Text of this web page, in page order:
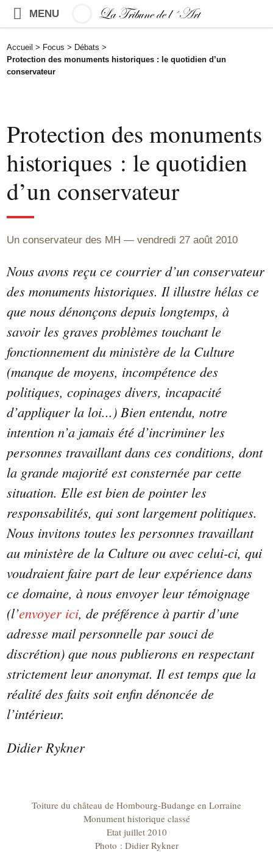
MENU
Accueil > Focus > Débats >
Protection des monuments historiques : le quotidien d’un
conservateur
Protection des monuments
historiques : le quotidien
d’un conservateur
Un conservateur des MH vendredi 27 août 2010
Nous avons reçu ce courrier d’un conservateur
des monuments historiques. Il illustre hélas ce
que nous dénonçons depuis longtemps, à
savoir les graves problèmes touchant le
fonctionnement du ministère de la Culture
(manque de moyens, incompétence des
politiques, copinages divers, incapacité
d’appliquer la loi...) Bien entendu, notre
intention n’a jamais été d’incriminer les
personnes travaillant dans ces conditions, dont
la grande majorité est consternée par cette
situation. Elle est bien de pointer les
responsabilités, qui sont largement politiques.
Nous invitons toutes les personnes travaillant
au ministère de la Culture ou avec celui-ci, qui
voudraient faire part de leur expérience dans
ce domaine, à nous envoyer leur témoignage
(l’envoyer ici, de préférence à partir d’une
adresse mail personnelle par souci de
discrétion) que nous publierons en respectant
strictement leur anonymat. Il est temps que la
réalité des faits soit enfin dénoncée de
l’intérieur.
Didier Rykner
Toiture du château de Hombourg-Budange en Lorraine
Monument historique classé
Etat juillet 2010
Photo : Didier Rykner